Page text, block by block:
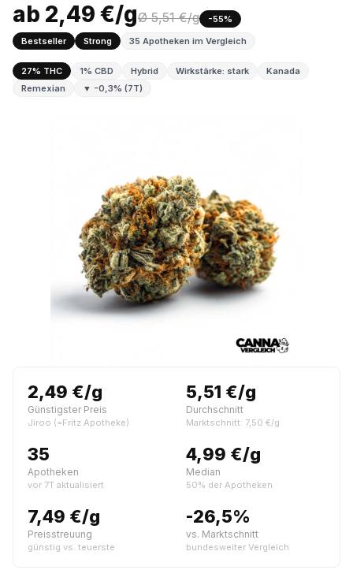
ab 2,49 €/gØ 5,51 €/g
-55%
Bestseller
Strong 35 Apotheken im Vergleich
27% THC 1% CBD Hybrid Wirkstärke: stark
Kanada
Remexian
▼ -0,3% (7T)
2,49 €/g
Günstigster Preis
Jiroo (=Fritz Apotheke)
5,51 €/g
Durchschnitt
Marktschnitt: 7,50 €/g
35
Apotheken
vor 7T aktualisiert
4,99 €/g
Median
50% der Apotheken
7,49 €/g
Preisstreuung
günstig vs. teuerste
-26,5%
vs. Marktschnitt
bundesweiter Vergleich